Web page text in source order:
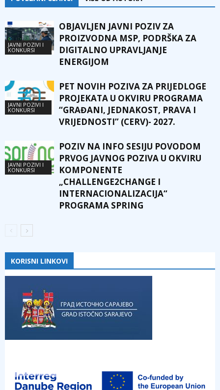
JAVNI POZIVI I
KONKURSI
OBJAVLJEN JAVNI POZIV ZA
PROIZVODNA MSP, PODRŠKA ZA
DIGITALNO UPRAVLJANJE
ENERGIJOM
JAVNI POZIVI I
KONKURSI
PET NOVIH POZIVA ZA PRIJEDLOGE
PROJEKATA U OKVIRU PROGRAMA
“GRAĐANI, JEDNAKOST, PRAVA I
VRIJEDNOSTI” (CERV)- 2027.
JAVNI POZIVI I
KONKURSI
POZIV NA INFO SESIJU POVODOM
PRVOG JAVNOG POZIVA U OKVIRU
KOMPONENTE
„CHALLENGE2CHANGE I
INTERNACIONALIZACIJA“
PROGRAMA SPRING
KORISNI LINKOVI